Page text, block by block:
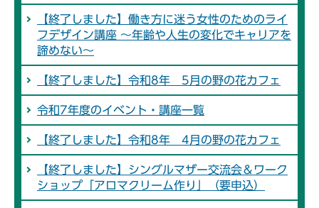
【終了しました】働き方に迷う女性のためのライ
フデザイン講座 ～年齢や人生の変化でキャリアを
諦めない～
【終了しました】令和8年 5月の野の花カフェ
令和7年度のイベント・講座一覧
【終了しました】令和8年 4月の野の花カフェ
【終了しました】シングルマザー交流会＆ワーク
ショップ「アロマクリーム作り」（要申込）